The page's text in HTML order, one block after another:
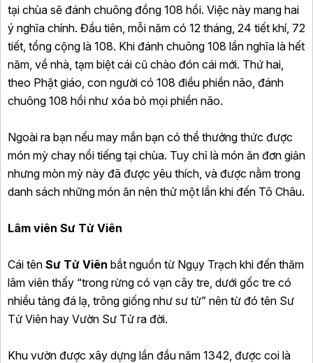
tại chùa sẽ đánh chuông đồng 108 hồi. Việc này mang hai
ý nghĩa chính. Đầu tiên, mỗi năm có 12 tháng, 24 tiết khí, 72
tiết, tổng cộng là 108. Khi đánh chuông 108 lần nghĩa là hết
năm, về nhà, tạm biệt cái cũ chào đón cái mới. Thứ hai,
theo Phật giáo, con người có 108 điều phiền não, đánh
chuông 108 hồi như xóa bỏ mọi phiền não.
Ngoài ra bạn nếu may mắn bạn có thể thưởng thức được
món mỳ chay nổi tiếng tại chùa. Tuy chỉ là món ăn đơn giản
nhưng mòn mỳ này đã được yêu thích, và được nằm trong
danh sách những món ăn nên thử một lần khi đến Tô Châu.
Lâm viên Sư Tử Viên
Cái tên Sư Tử Viên bắt nguồn từ Ngụy Trạch khi đến thăm
lâm viên thấy “trong rừng có vạn cây tre, dưới gốc tre có
nhiều tảng đá lạ, trông giống như sư tử” nên từ đó tên Sư
Tử Viên hay Vườn Sư Tử ra đời.
Khu vườn được xây dựng lần đầu năm 1342, được coi là